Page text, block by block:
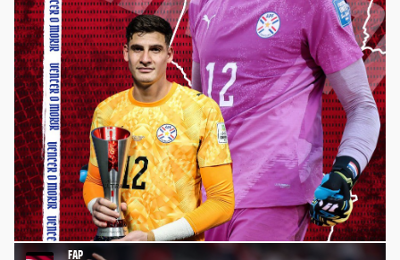
⚽️ ¡Felicitamos al arquero de la #Albirroja, Orlando Gill, por ser
el portero con más atajadas (28) del #Mundial2026 🏆🌎! 💪🏼
¡CONGRATULACIONES, ORLANDO!🤩 #FAP
#FutbolistasParaguayos #FútbolParaguayo
https://t.co/vXu5LXuC3l
FAP